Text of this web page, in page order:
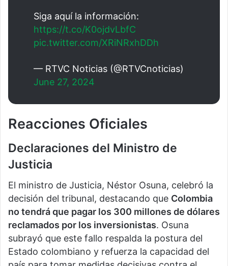
Siga aquí la información:
https://t.co/K0ojdvLbfC
pic.twitter.com/XRiNRxhDDh
— RTVC Noticias (@RTVCnoticias)
June 27, 2024
Reacciones Oficiales
Declaraciones del Ministro de
Justicia
El ministro de Justicia, Néstor Osuna, celebró la
decisión del tribunal, destacando que Colombia
no tendrá que pagar los 300 millones de dólares
reclamados por los inversionistas. Osuna
subrayó que este fallo respalda la postura del
Estado colombiano y refuerza la capacidad del